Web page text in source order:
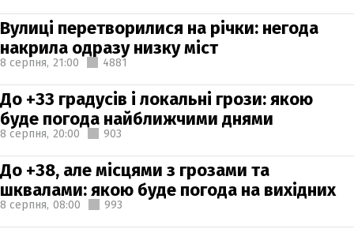
Вулиці перетворилися на річки: негода
накрила одразу низку міст
8 серпня, 21:00 4881
До +33 градусів і локальні грози: якою
буде погода найближчими днями
8 серпня, 20:00 903
До +38, але місцями з грозами та
шквалами: якою буде погода на вихідних
8 серпня, 08:00 993